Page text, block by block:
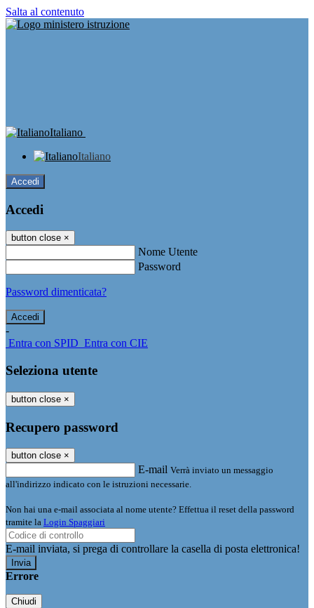
Salta al contenuto
Italiano
Italiano
Accedi
Accedi
button close ×
Nome Utente
Password
Password dimenticata?
-
Entra con SPID Entra con CIE
Seleziona utente
button close ×
Recupero password
button close ×
E-mail Verrà inviato un messaggio
all'indirizzo indicato con le istruzioni necessarie.
Non hai una e-mail associata al nome utente? Effettua il reset della password
tramite la Login Spaggiari
E-mail inviata, si prega di controllare la casella di posta elettronica!
Errore
Chiudi